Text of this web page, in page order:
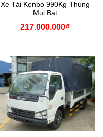
Xe Tải Kenbo 990Kg Thùng
Mui Bạt
217.000.000₫